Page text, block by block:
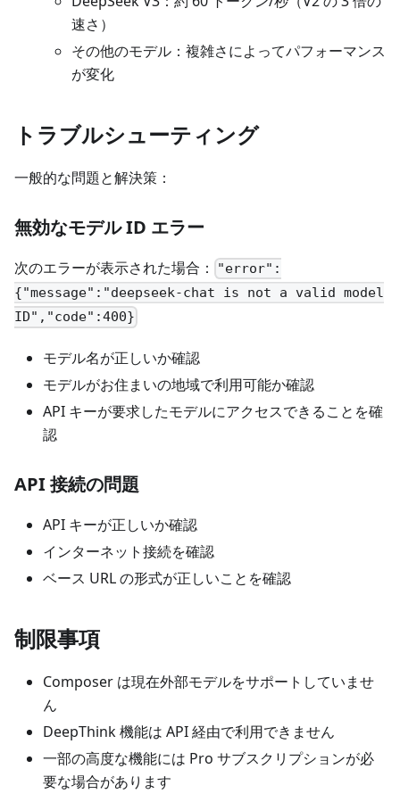
速さ）
その他のモデル：複雑さによってパフォーマンス
が変化
トラブルシューティング
一般的な問題と解決策：
無効なモデル ID エラー
次のエラーが表示された場合：
"error":
{"message":"deepseek-chat is not a valid model
ID","code":400}
モデル名が正しいか確認
モデルがお住まいの地域で利用可能か確認
API キーが要求したモデルにアクセスできることを確
認
API 接続の問題
API キーが正しいか確認
インターネット接続を確認
ベース URL の形式が正しいことを確認
制限事項
Composer は現在外部モデルをサポートしていませ
ん
DeepThink 機能は API 経由で利用できません
一部の高度な機能には Pro サブスクリプションが必
要な場合があります